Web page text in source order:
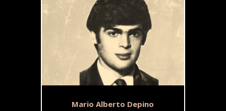
Mario Alberto Depino